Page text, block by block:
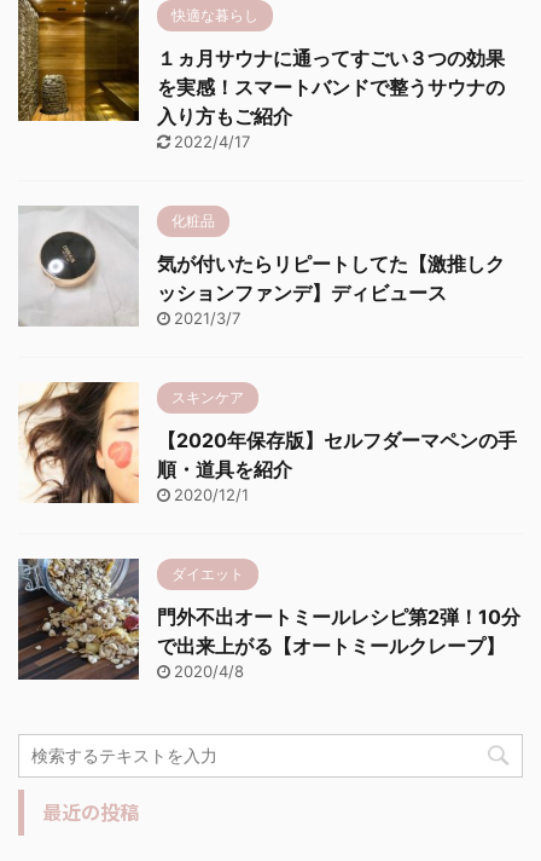
快適な暮らし
１ヵ月サウナに通ってすごい３つの効果
を実感！スマートバンドで整うサウナの
入り方もご紹介
2022/4/17
化粧品
気が付いたらリピートしてた【激推しク
ッションファンデ】ディビュース
2021/3/7
スキンケア
【2020年保存版】セルフダーマペンの手
順・道具を紹介
2020/12/1
ダイエット
門外不出オートミールレシピ第2弾！10分
で出来上がる【オートミールクレープ】
2020/4/8
最近の投稿